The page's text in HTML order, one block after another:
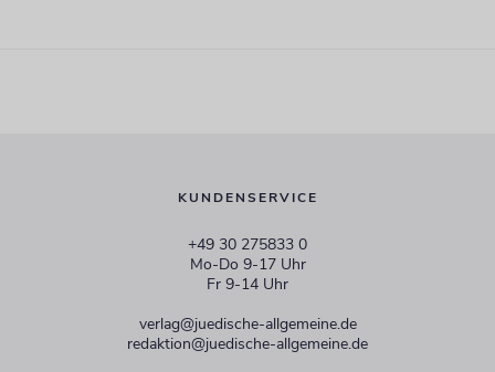
KUNDENSERVICE
+49 30 275833 0
Mo-Do 9-17 Uhr
Fr 9-14 Uhr
verlag@juedische-allgemeine.de
redaktion@juedische-allgemeine.de